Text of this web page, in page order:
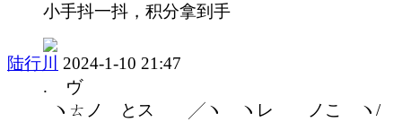
小手抖一抖，积分拿到手
陆行川
2024-1-10 21:47
. ヴ
ヽㄊノ とス ゝ╱ヽ ヽレ ノこ